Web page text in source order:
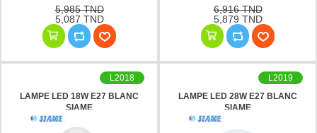
5,985 TND
5,087 TND
6,916 TND
5,879 TND
LAMPE LED 18W E27 BLANC
SIAME
L2018
LAMPE LED 28W E27 BLANC
SIAME
L2019